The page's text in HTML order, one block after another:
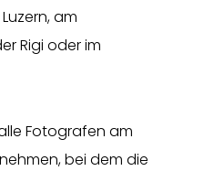
am
Rigi oder im
Fotografen am
bei dem die